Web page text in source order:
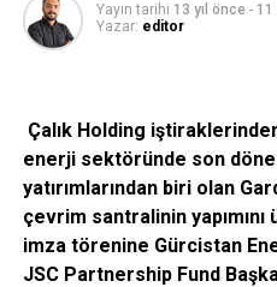
Yayın tarihi 13 yıl önce - 11
Yazar: editor
Çalık Holding
enerji sektöründe son
yatırımlarından biri olan
çevrim santralinin
imza törenine Gürcistan
JSC Partnership Fund